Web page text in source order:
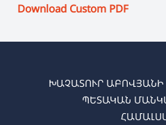
Download Custom PDF
ԽԱՉԱՏՈՒՐ
ՊԵՏԱԿԱՆ